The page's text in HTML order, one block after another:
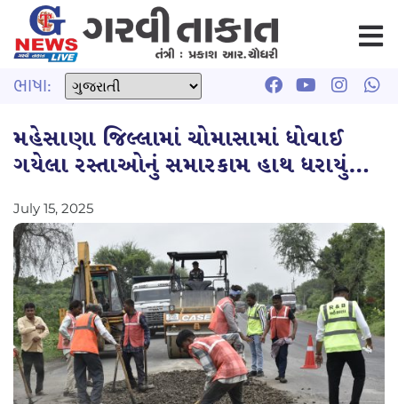
ભાષા:
મહેસાણા જિલ્લામાં ચોમાસામાં ધોવાઈ
ગયેલા રસ્તાઓનું સમારકામ હાથ ધરાયું…
July 15, 2025